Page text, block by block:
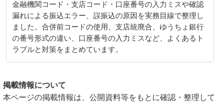
金融機関コード・支店コード・口座番号の入力ミスや確認
漏れによる振込エラー、誤振込の原因を実務目線で整理し
ました。合併前コードの使用、支店統廃合、ゆうちょ銀行
の番号形式の違い、口座番号の入力ミスなど、よくあるト
ラブルと対策をまとめています。
掲載情報について
本ページの掲載情報は、公開資料等をもとに確認・整理して